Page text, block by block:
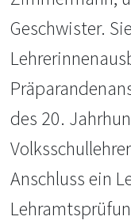
Geschwister.
des 20.
Anschluss ein